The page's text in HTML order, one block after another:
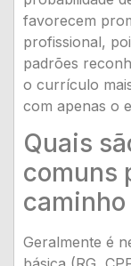
favorecem
profissional,
padrões
o currículo
com apenas o
Quais
comuns
caminho
Geralmente é